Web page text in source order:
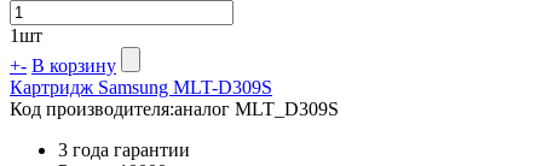
1шт
+- В корзину
Картридж Samsung MLT-D309S
Код производителя:аналог MLT_D309S
3 года гарантии